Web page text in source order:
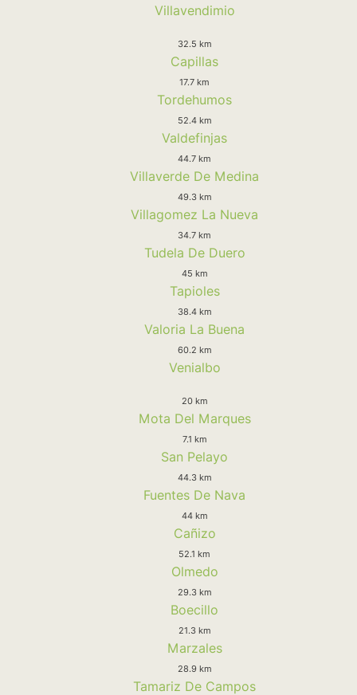
Villavendimio
32.5 km
Capillas
17.7 km
Tordehumos
52.4 km
Valdefinjas
44.7 km
Villaverde De Medina
49.3 km
Villagomez La Nueva
34.7 km
Tudela De Duero
45 km
Tapioles
38.4 km
Valoria La Buena
60.2 km
Venialbo
20 km
Mota Del Marques
7.1 km
San Pelayo
44.3 km
Fuentes De Nava
44 km
Cañizo
52.1 km
Olmedo
29.3 km
Boecillo
21.3 km
Marzales
28.9 km
Tamariz De Campos